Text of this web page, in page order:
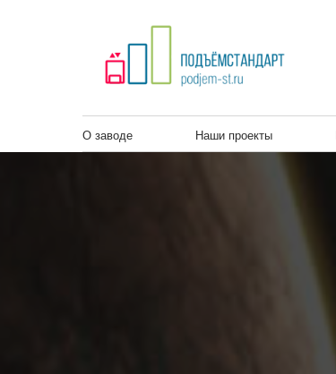
О заводе Наши проекты
О ЗАВОДЕ